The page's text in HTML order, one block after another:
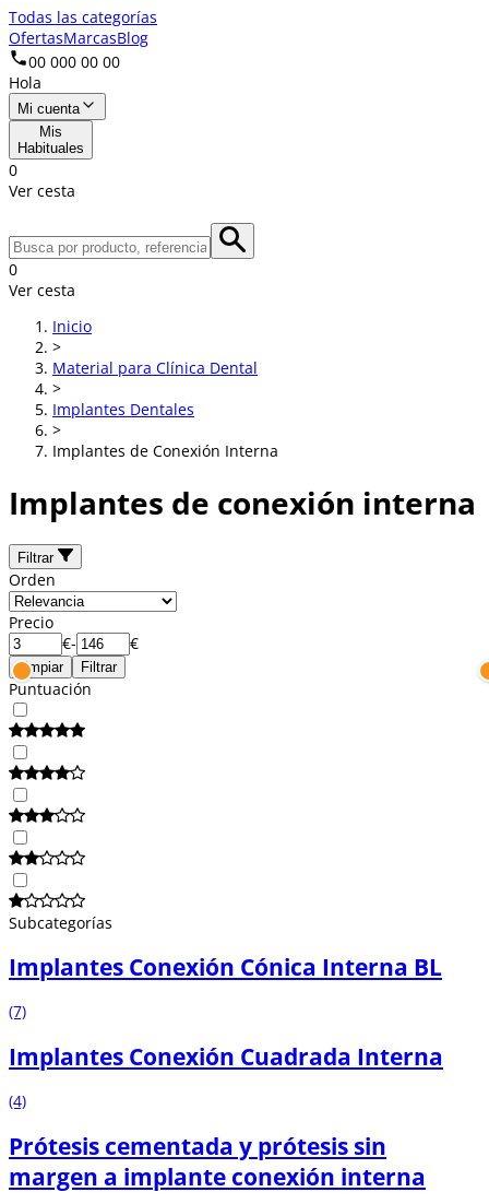
Todas las categorías
OfertasMarcasBlog
00 000 00 00
Hola
Mi cuenta
Mis
Habituales
0
Ver cesta
0
Ver cesta
Inicio
>
Material para Clínica Dental
>
Implantes Dentales
>
Implantes de Conexión Interna
Implantes de conexión interna
Filtrar
Orden
Precio
€- €
Limpiar Filtrar
Puntuación
Subcategorías
Implantes Conexión Cónica Interna BL
(7)
Implantes Conexión Cuadrada Interna
(4)
Prótesis cementada y prótesis sin
margen a implante conexión interna